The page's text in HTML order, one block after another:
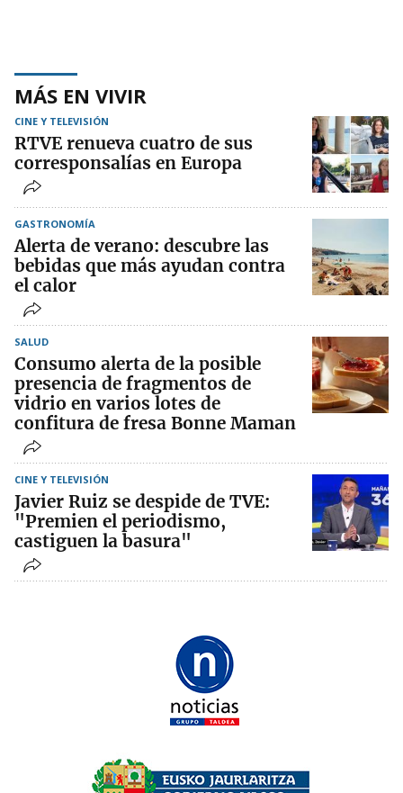
MÁS EN VIVIR
CINE Y TELEVISIÓN
RTVE renueva cuatro de sus
corresponsalías en Europa
GASTRONOMÍA
Alerta de verano: descubre las
bebidas que más ayudan contra
el calor
SALUD
Consumo alerta de la posible
presencia de fragmentos de
vidrio en varios lotes de
confitura de fresa Bonne Maman
CINE Y TELEVISIÓN
Javier Ruiz se despide de TVE:
"Premien el periodismo,
castiguen la basura"